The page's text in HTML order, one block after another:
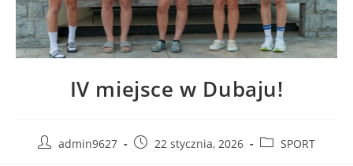
IV miejsce w Dubaju!
admin9627 22 stycznia, 2026 SPORT